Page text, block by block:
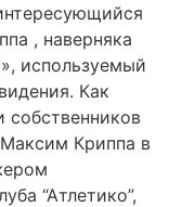
, наверняка
используемый
Как
собственников
Криппа в
“Атлетико”,